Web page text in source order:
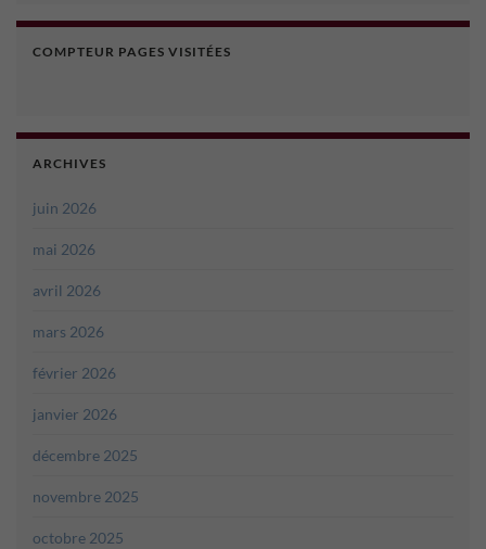
COMPTEUR PAGES VISITÉES
ARCHIVES
juin 2026
mai 2026
avril 2026
mars 2026
février 2026
janvier 2026
décembre 2025
novembre 2025
octobre 2025